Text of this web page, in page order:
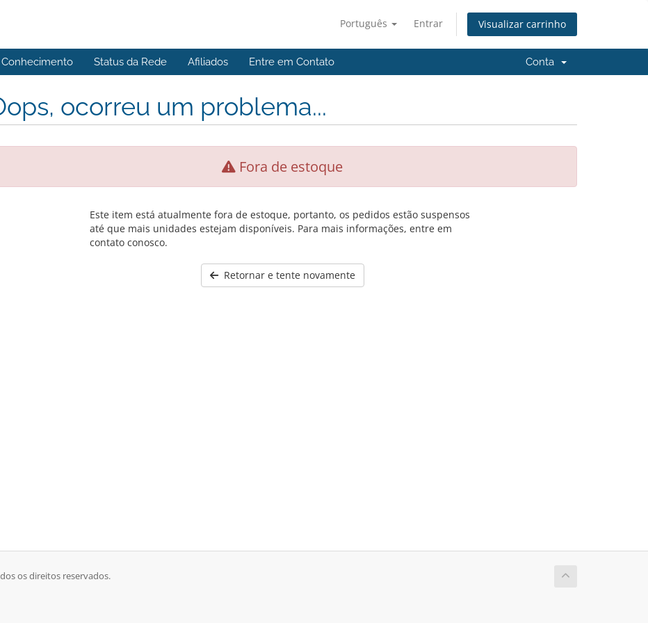
Português Entrar Visualizar carrinho
Conhecimento Status da Rede Afiliados Entre em Contato Conta
ocorreu um problema...
Fora de estoque
Este item está atualmente fora de estoque, portanto, os pedidos estão suspensos
até que mais unidades estejam disponíveis. Para mais informações, entre em
contato conosco.
Retornar e tente novamente
os direitos reservados.